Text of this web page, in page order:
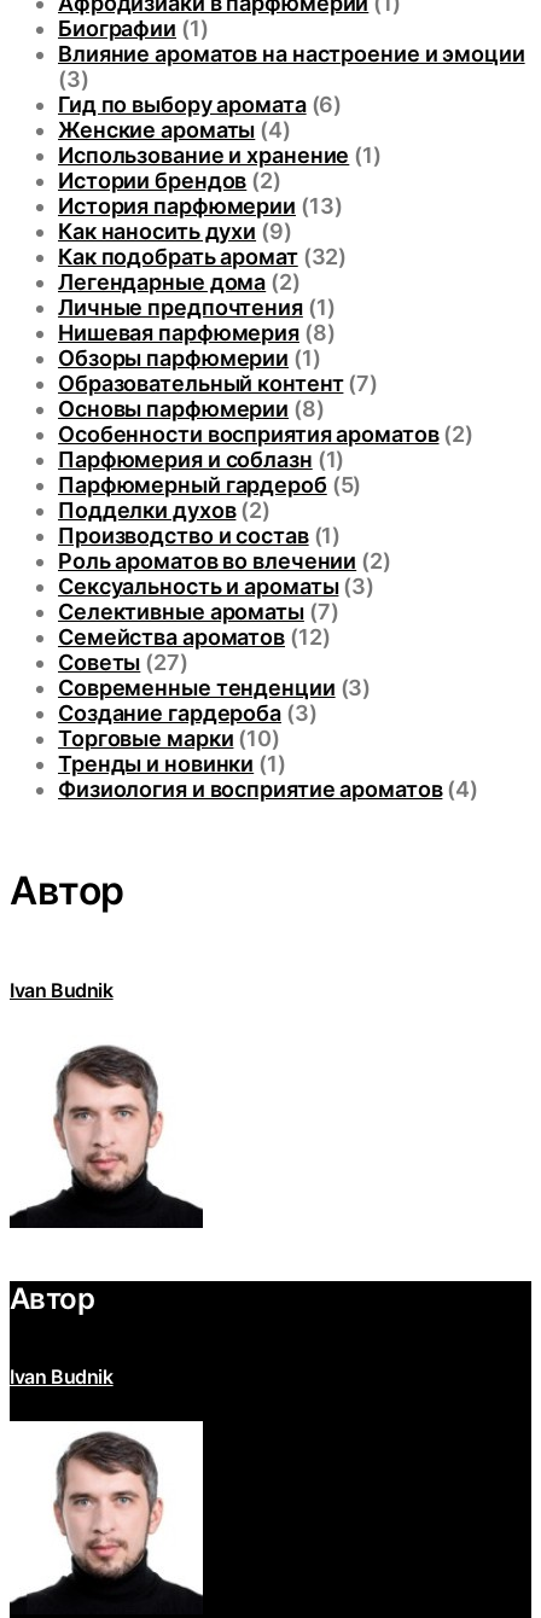
Биографии (1)
Влияние ароматов на настроение и эмоции
(3)
Гид по выбору аромата(6)
Женские ароматы (4)
Использование и хранение (1)
Истории брендов (2)
История парфюмерии (13)
Как наносить духи (9)
Как подобрать аромат(32)
Легендарные дома (2)
Личные предпочтения(1)
Нишевая парфюмерия(8)
Обзоры парфюмерии (1)
Образовательный контент(7)
Основы парфюмерии (8)
Особенности восприятия ароматов(2)
Парфюмерия и соблазн (1)
Парфюмерный гардероб (5)
Подделки духов(2)
Производство и состав(1)
Роль ароматов во влечении (2)
Сексуальность и ароматы(3)
Селективные ароматы(7)
Семейства ароматов(12)
Советы (27)
Современные тенденции (3)
Создание гардероба(3)
Торговые марки (10)
Тренды и новинки (1)
Физиология и восприятие ароматов(4)
Автор
Ivan Budnik
Автор
Ivan Budnik